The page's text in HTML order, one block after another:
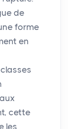
de
forme
en
cette
les